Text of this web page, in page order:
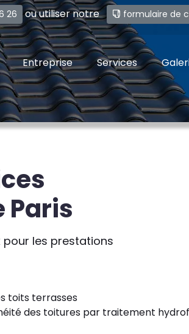
26 ou utiliser notre formulaire de
Entreprise Services
Paris
pour les prestations
toits terrasses
des toitures par traitement